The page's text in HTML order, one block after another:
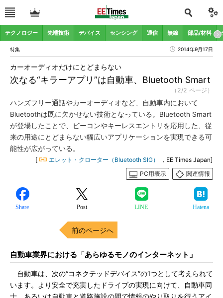
テクノロジー 先端技術 デバイス センシング 通信 無線 部品/材料
特集 2014年9月17日
次なる“キラーアプリ”は自動車、Bluetooth Smart
カーオーディオだけにとどまらない
（2/2 ページ）
ハンズフリー通話やカーオーディオなど、自動車内において
Bluetoothは既に欠かせない技術となっている。Bluetooth Smart
が登場したことで、ビーコンやキーレスエントリを応用した、従
来の用途にとどまらない幅広いアプリケーションを実現できる可
能性が広がっている。
[ エレット・クローター（Bluetooth SIG）
，EE Times Japan]
PC用表示
関連情報
Share Post LINE Hatena
前のページへ
自動車業界における「あらゆるモノのインターネット」
自動車は、次の“コネクテッドデバイス”の1つとして考えられて
います。より安全で充実したドライブの実現に向けて、自動車同